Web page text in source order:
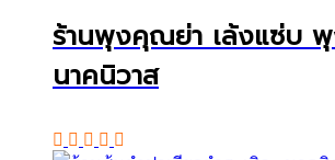
ร้านพุงคุณย่า เล้งแซ่บ
นาคนิวาส